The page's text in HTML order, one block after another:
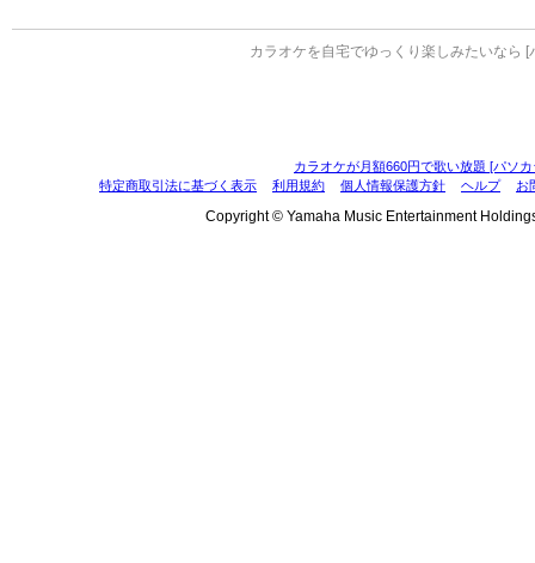
カラオケを自宅でゆっくり楽しみたいなら [
カラオケが月額660円で歌い放題 [パソ
特定商取引法に基づく表示
利用規約 個人情報保護方針 ヘルプ お
Copyright © Yamaha Music Entertainment